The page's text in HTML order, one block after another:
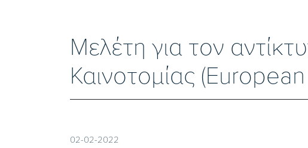
Μελέτη για τον
Καινοτομίας
02-02-2022